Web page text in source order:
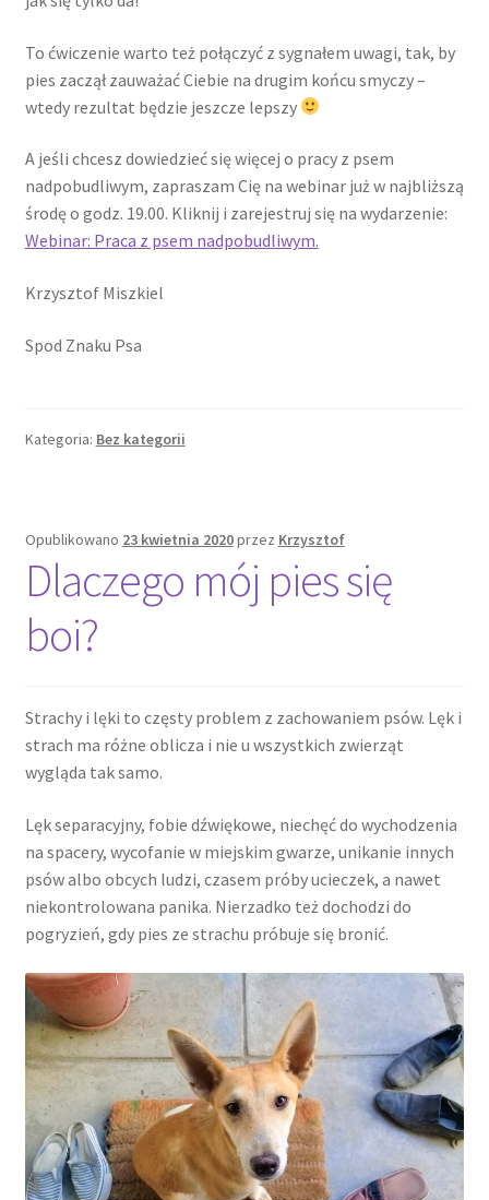
To ćwiczenie warto też połączyć z sygnałem uwagi, tak, by
pies zaczął zauważać Ciebie na drugim końcu smyczy –
wtedy rezultat będzie jeszcze lepszy
A jeśli chcesz dowiedzieć się więcej o pracy z psem
nadpobudliwym, zapraszam Cię na webinar już w najbliższą
środę o godz. 19.00. Kliknij i zarejestruj się na wydarzenie:
Webinar: Praca z psem nadpobudliwym.
Krzysztof Miszkiel
Spod Znaku Psa
Kategoria: Bez kategorii
Opublikowano 23 kwietnia 2020przez Krzysztof
Dlaczego mój pies się
boi?
Strachy i lęki to częsty problem z zachowaniem psów. Lęk i
strach ma różne oblicza i nie u wszystkich zwierząt
wygląda tak samo.
Lęk separacyjny, fobie dźwiękowe, niechęć do wychodzenia
na spacery, wycofanie w miejskim gwarze, unikanie innych
psów albo obcych ludzi, czasem próby ucieczek, a nawet
niekontrolowana panika. Nierzadko też dochodzi do
pogryzień, gdy pies ze strachu próbuje się bronić.